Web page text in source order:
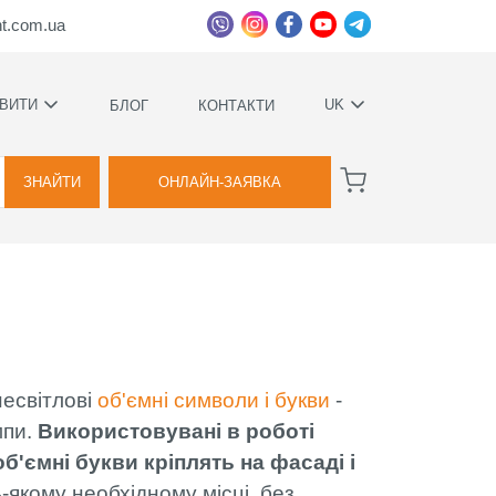
БЛОГ КОНТАКТИ UK
РУССКИЙ
ЗНАЙТИ ОНЛАЙН-ЗАЯВКА
об'ємні символи і букви -
Використовувані в роботі
букви кріплять на фасаді і